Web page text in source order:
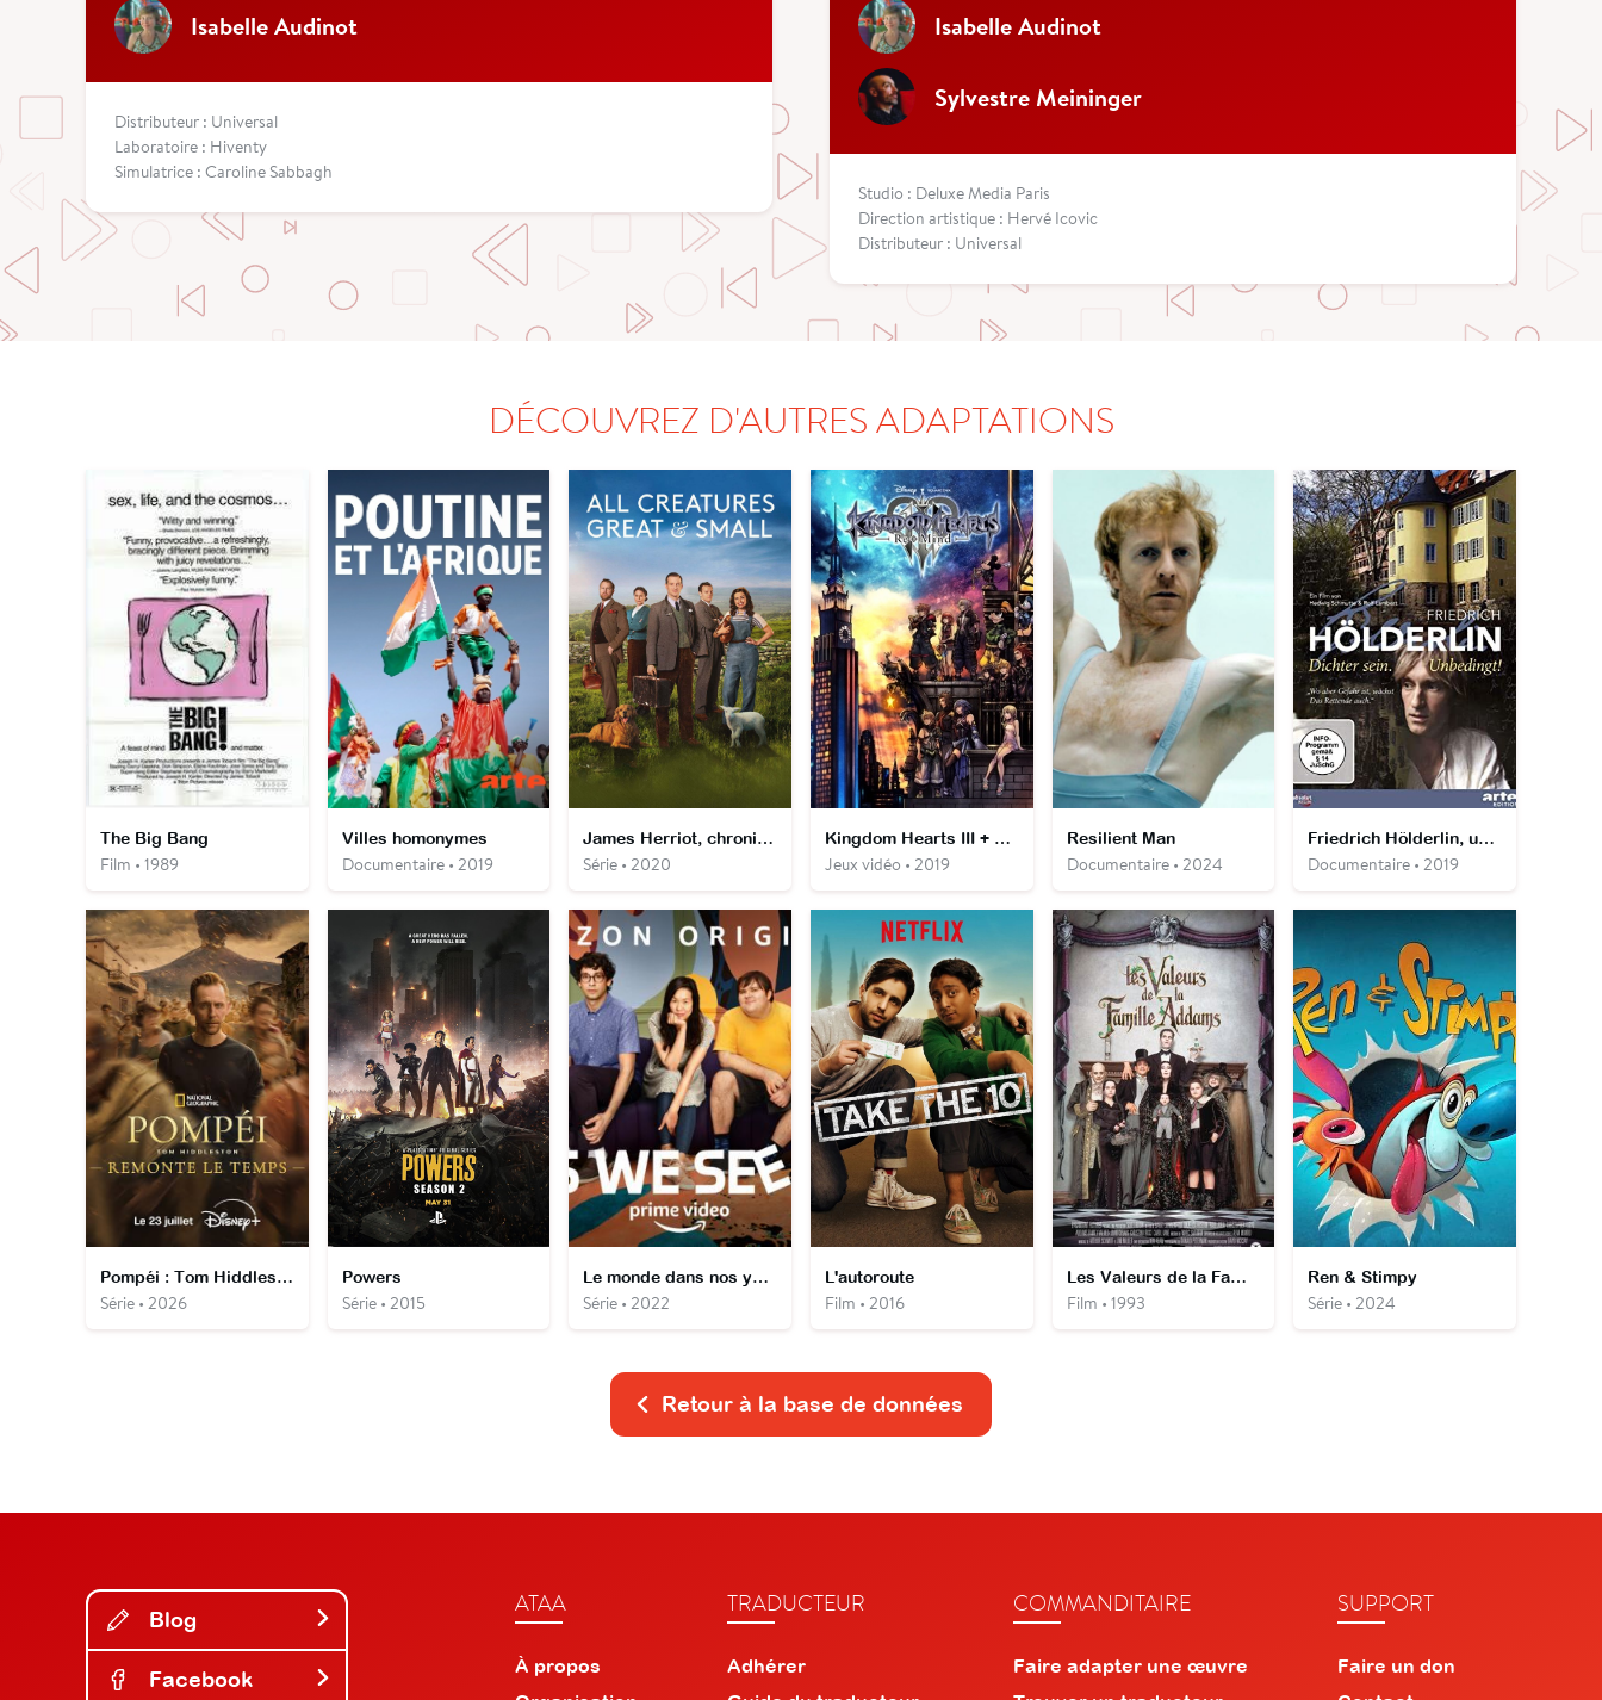
Isabelle Audinot
Distributeur : Universal
Laboratoire : Hiventy
Simulatrice : Caroline Sabbagh
Isabelle Audinot
Sylvestre Meininger
Studio : Deluxe Media Paris
Direction artistique : Hervé Icovic
Distributeur : Universal
DÉCOUVREZ D'AUTRES ADAPTATIONS
The Big Bang
Film • 1989
Villes homonymes
Documentaire • 2019
James Herriot, chroniques d'un jeune vétérinaire
Série • 2020
Kingdom Hearts III + Re:Mind
Jeux vidéo • 2019
Resilient Man
Documentaire • 2024
Friedrich Hölderlin, un poète absolu
Documentaire • 2019
Pompéi : Tom Hiddleston remonte le temps
Série • 2026
Powers
Série • 2015
Le monde dans nos yeux
Série • 2022
L'autoroute
Film • 2016
Les Valeurs de la Famille Addams
Film • 1993
Ren & Stimpy
Série • 2024
Retour à la base de données
Blog
Facebook
ATAA
À propos
TRADUCTEUR
Adhérer
COMMANDITAIRE
Faire adapter une œuvre
SUPPORT
Faire un don